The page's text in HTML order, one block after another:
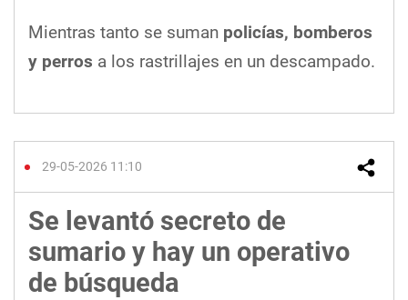
Mientras tanto se suman policías, bomberos
y perros a los rastrillajes en un descampado.
29-05-2026 11:10
Se levantó secreto de
sumario y hay un operativo
de búsqueda